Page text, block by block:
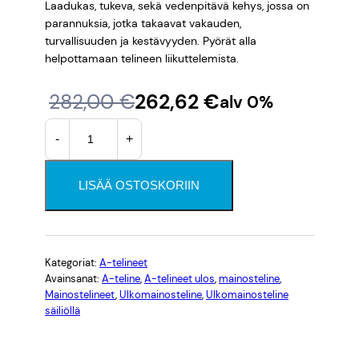
Laadukas, tukeva, sekä vedenpitävä kehys, jossa on
parannuksia, jotka takaavat vakauden,
turvallisuuden ja kestävyyden. Pyörät alla
helpottamaan telineen liikuttelemista.
282,00€
A
k
u
p
r
262,62€
N
k
y
i
e
alv 0%
U
k
n
o
s
t
- +
LISÄÄ OSTOSKORIIN
Kategoriat: A-telineet
Avainsanat: A-teline, A-telineet ulos, mainosteline
Mainostelineet, Ulkomainosteline, Ulkomainosteline
säiliöllä